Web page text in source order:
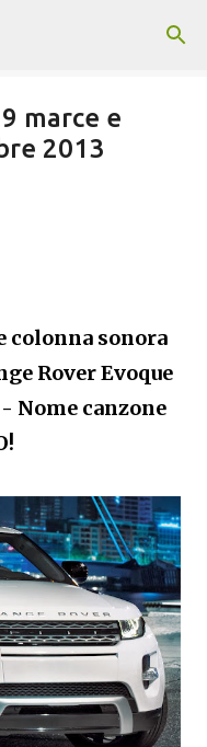
marce e
2013
colonna sonora
Rover Evoque
Nome canzone